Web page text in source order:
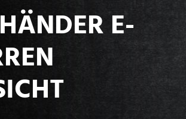
E-